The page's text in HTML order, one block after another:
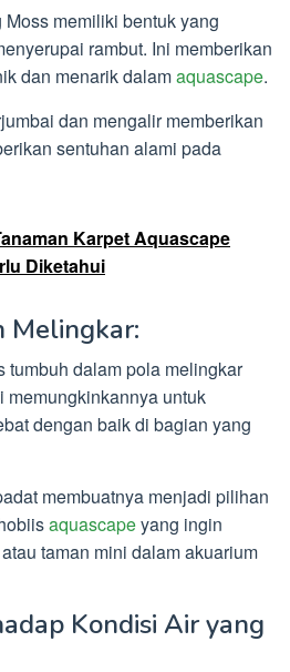
memiliki bentuk yang
rambut. Ini memberikan
dan menarik dalamaquascape.
dan mengalir memberikan
sentuhan alami pada
Karpet Aquascape
Diketahui
Melingkar:
tumbuh dalam pola melingkar
memungkinkannya untuk
dengan baik di bagian yang
membuatnya menjadi pilihan
aquascapeyang ingin
taman mini dalam akuarium
Kondisi Air yang